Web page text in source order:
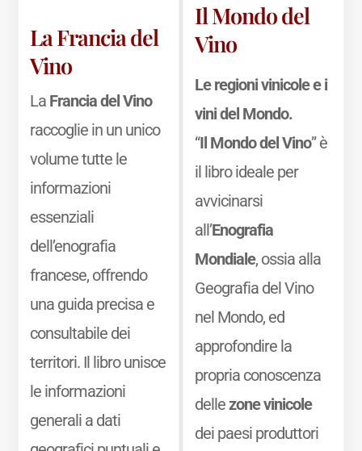
La Francia del
Vino
La Francia del Vino
raccoglie in un unico
volume tutte le
informazioni
essenziali
dell’enografia
francese, offrendo
una guida precisa e
consultabile dei
territori. Il libro unisce
le informazioni
generali a dati
Il Mondo del
Vino
Le regioni vinicole e i
vini del Mondo.
“Il Mondo del Vino” è
il libro ideale per
avvicinarsi
all’Enografia
Mondiale, ossia alla
Geografia del Vino
nel Mondo, ed
approfondire la
propria conoscenza
dellezone vinicole
dei paesi produttori